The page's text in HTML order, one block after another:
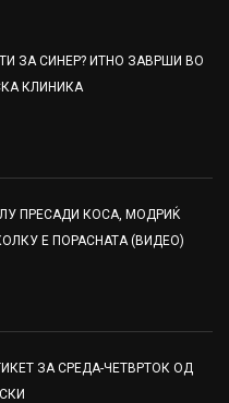
ЗА СИНЕР? ИТНО ЗАВРШИ ВО
КЛИНИКА
ПРЕСАДИ КОСА, МОДРИЌ
Е ПОРАСНАТА (ВИДЕО)
ЗА СРЕДА-ЧЕТВРТОК ОД